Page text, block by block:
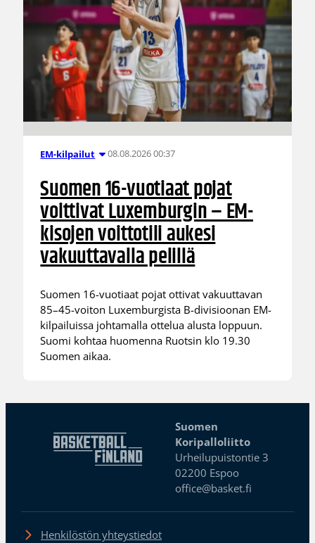
EM-kilpailut 08.08.2026 00:37
Suomen 16-vuotiaat pojat
voittivat Luxemburgin – EM-
kisojen voittotili aukesi
vakuuttavalla pelillä
Suomen 16-vuotiaat pojat ottivat vakuuttavan
85–45-voiton Luxemburgista B-divisioonan EM-
kilpailuissa johtamalla ottelua alusta loppuun.
Suomi kohtaa huomenna Ruotsin klo 19.30
Suomen aikaa.
Suomen
Koripalloliitto
Urheilupuistontie 3
02200 Espoo
office@basket.fi
Henkilöstön yhteystiedot